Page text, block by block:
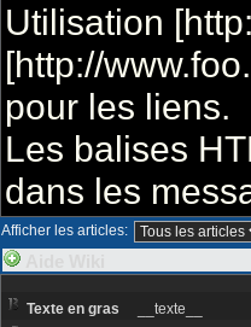
Utilisation
[http://
pour les liens.
Les balises
dans les
Afficher les articles:
Texte en gras
__texte__